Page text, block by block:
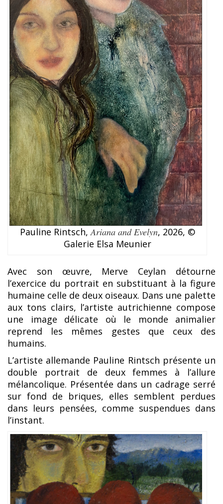
Pauline Rintsch, Ariana and Evelyn, 2026, ©
Galerie Elsa Meunier
Avec son œuvre, Merve Ceylan détourne
l’exercice du portrait en substituant à la figure
humaine celle de deux oiseaux. Dans une palette
aux tons clairs, l’artiste autrichienne compose
une image délicate où le monde animalier
reprend les mêmes gestes que ceux des
humains.
L’artiste allemande Pauline Rintsch présente un
double portrait de deux femmes à l’allure
mélancolique. Présentée dans un cadrage serré
sur fond de briques, elles semblent perdues
dans leurs pensées, comme suspendues dans
l’instant.